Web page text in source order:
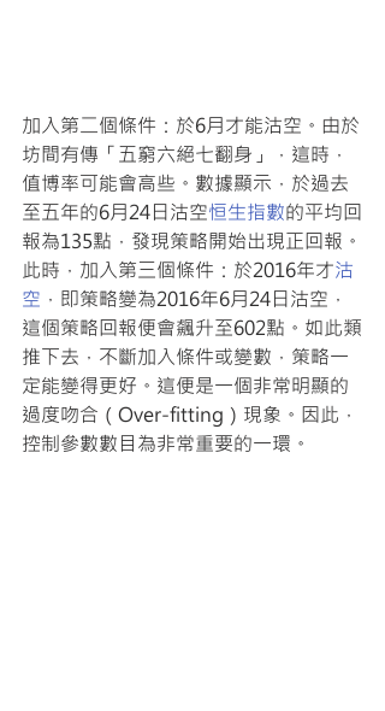
加入第二個條件：於6月才能沽空。由於
坊間有傳「五窮六絕七翻身」，這時，
值博率可能會高些。數據顯示，於過去
至五年的6月24日沽空恒生指數的平均回
報為135點，發現策略開始出現正回報。
此時，加入第三個條件：於2016年才沽
空 ，即策略變為2016年6月24日沽空，
這個策略回報便會飆升至602點。如此類
推下去，不斷加入條件或變數，策略一
定能變得更好。這便是一個非常明顯的
過度吻合（Over-fitting）現象。因此，
控制參數數目為非常重要的一環。